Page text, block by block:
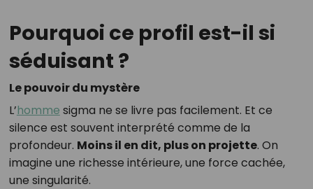
Pourquoi ce profil est-il si
séduisant ?
Le pouvoir du mystère
L’homme sigma ne se livre pas facilement. Et ce
silence est souvent interprété comme de la
profondeur. Moins il en dit, plus on projette. On
imagine une richesse intérieure, une force cachée,
une singularité.